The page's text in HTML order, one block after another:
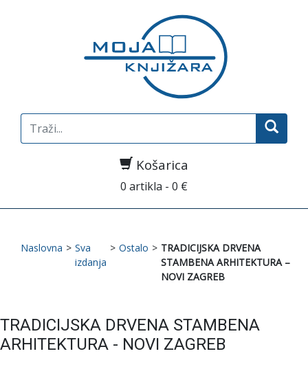
Search
for:
Košarica
0 artikla - 0 €
Naslovna > Sva
izdanja
> Ostalo > TRADICIJSKA DRVENA
STAMBENA ARHITEKTURA –
NOVI ZAGREB
TRADICIJSKA DRVENA STAMBENA
ARHITEKTURA - NOVI ZAGREB